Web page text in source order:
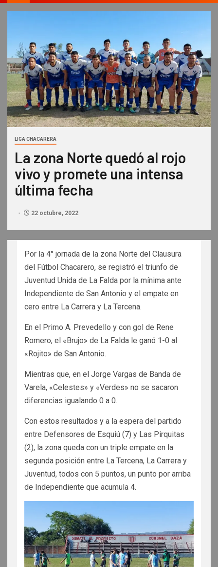
LIGA CHACARERA
La zona Norte quedó al rojo
vivo y promete una intensa
última fecha
22 octubre, 2022
Por la 4° jornada de la zona Norte del Clausura
del Fútbol Chacarero, se registró el triunfo de
Juventud Unida de La Falda por la mínima ante
Independiente de San Antonio y el empate en
cero entre La Carrera y La Tercena.
En el Primo A. Prevedello y con gol de Rene
Romero, el «Brujo» de La Falda le ganó 1-0 al
«Rojito» de San Antonio.
Mientras que, en el Jorge Vargas de Banda de
Varela, «Celestes» y «Verdes» no se sacaron
diferencias igualando 0 a 0.
Con estos resultados y a la espera del partido
entre Defensores de Esquiú (7) y Las Pirquitas
(2), la zona queda con un triple empate en la
segunda posición entre La Tercena, La Carrera y
Juventud, todos con 5 puntos, un punto por arriba
de Independiente que acumula 4.